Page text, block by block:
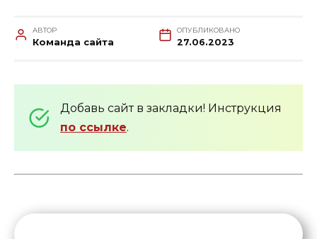
АВТОР
Команда сайта
ОПУБЛИКОВАНО
27.06.2023
Добавь сайт в закладки! Инструкция
по ссылке.